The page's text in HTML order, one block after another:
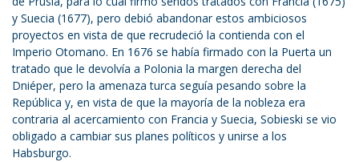
y Suecia (1677), pero debió abandonar estos ambiciosos
proyectos en vista de que recrudeció la contienda con el
Imperio Otomano. En 1676 se había firmado con la Puerta un
tratado que le devolvía a Polonia la margen derecha del
Dniéper, pero la amenaza turca seguía pesando sobre la
República y, en vista de que la mayoría de la nobleza era
contraria al acercamiento con Francia y Suecia, Sobieski se vio
obligado a cambiar sus planes políticos y unirse a los
Habsburgo.